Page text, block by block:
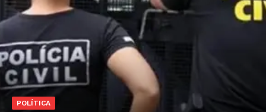
POLÍTICA